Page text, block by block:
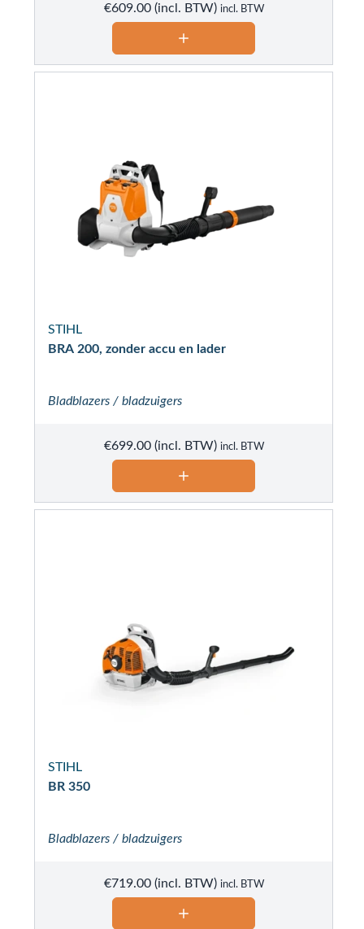
€609.00 incl. BTW
STIHL
BRA 200, zonder accu en lader
Bladblazers / bladzuigers
€699.00 incl. BTW
STIHL
BR 350
Bladblazers / bladzuigers
€719.00 incl. BTW